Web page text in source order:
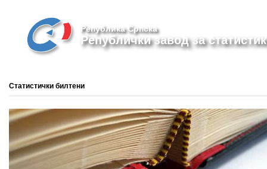
Република Српска
Републички завод за
Статистички билтени